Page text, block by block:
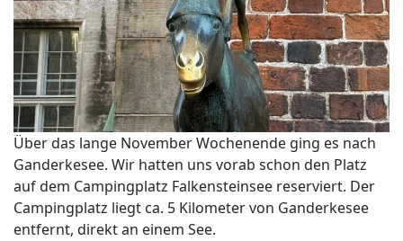
Über das lange November Wochenende ging es nach
Ganderkesee. Wir hatten uns vorab schon den Platz
auf dem Campingplatz Falkensteinsee reserviert. Der
Campingplatz liegt ca. 5 Kilometer von Ganderkesee
entfernt, direkt an einem See.